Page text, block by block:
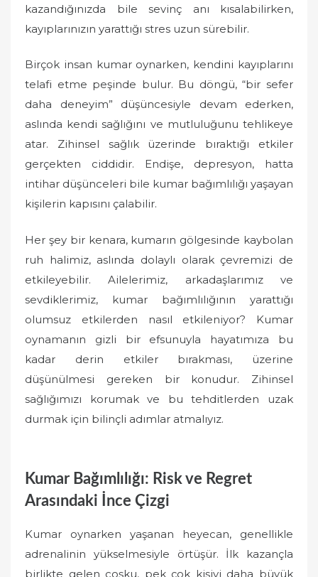
kazandığınızda bile sevinç anı kısalabilirken,
kayıplarınızın yarattığı stres uzun sürebilir.
Birçok insan kumar oynarken, kendini kayıplarını
telafi etme peşinde bulur. Bu döngü, “bir sefer
daha deneyim” düşüncesiyle devam ederken,
aslında kendi sağlığını ve mutluluğunu tehlikeye
atar. Zihinsel sağlık üzerinde bıraktığı etkiler
gerçekten ciddidir. Endişe, depresyon, hatta
intihar düşünceleri bile kumar bağımlılığı yaşayan
kişilerin kapısını çalabilir.
Her şey bir kenara, kumarın gölgesinde kaybolan
ruh halimiz, aslında dolaylı olarak çevremizi de
etkileyebilir. Ailelerimiz, arkadaşlarımız ve
sevdiklerimiz, kumar bağımlılığının yarattığı
olumsuz etkilerden nasıl etkileniyor? Kumar
oynamanın gizli bir efsunuyla hayatımıza bu
kadar derin etkiler bırakması, üzerine
düşünülmesi gereken bir konudur. Zihinsel
sağlığımızı korumak ve bu tehditlerden uzak
durmak için bilinçli adımlar atmalıyız.
Kumar Bağımlılığı: Risk ve Regret
Arasındaki İnce Çizgi
Kumar oynarken yaşanan heyecan, genellikle
adrenalinin yükselmesiyle örtüşür. İlk kazançla
birlikte gelen coşku, pek çok kişiyi daha büyük